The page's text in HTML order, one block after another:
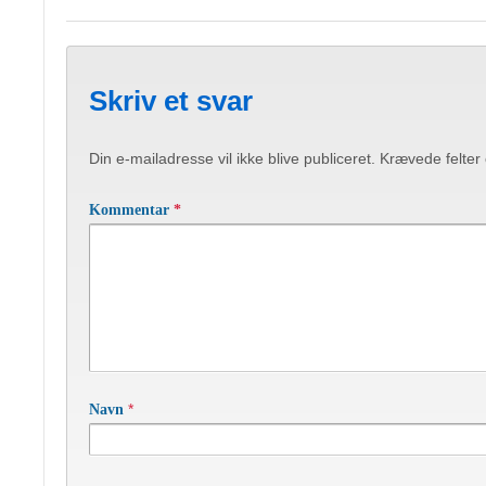
Skriv et svar
Din e-mailadresse vil ikke blive publiceret. Krævede felter
Kommentar *
Navn *